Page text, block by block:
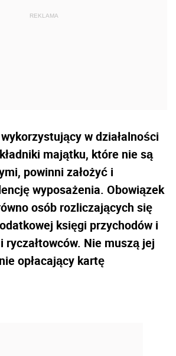
w działalności
majątku, które nie są
powinni założyć i
wyposażenia. Obowiązek
osób rozliczających się
księgi przychodów i
ryczałtowców. Nie muszą jej
opłacający kartę